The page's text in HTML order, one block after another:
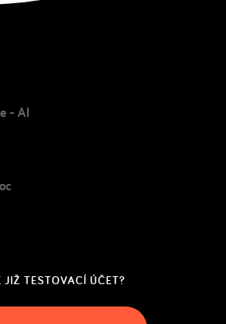
- AI
JIŽ TESTOVACÍ ÚČET?